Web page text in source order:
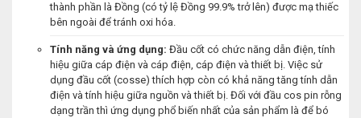
thành phần là Đồng (có tỷ lệ Đồng 99.9% trở lên) được mạ thiếc
bên ngoài để tránh oxi hóa.
Tính năng và ứng dụng: Đầu cốt có chức năng dẫn điện, tính
hiệu giữa cáp điện và cáp điện, cáp điện và thiết bị. Việc sử
dụng đầu cốt (cosse) thích hợp còn có khả năng tăng tính dẫn
điện và tính hiệu giữa nguồn và thiết bị. Đối với đầu cos pin rỗng
dạng trần thì ứng dụng phổ biến nhất của sản phẩm là để bó